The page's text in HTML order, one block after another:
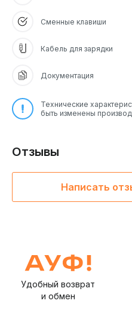
Сменные клавиши
Кабель для зарядки
Документация
Технические
быть изменены
Отзывы
Написать
Удобный возврат
и обмен